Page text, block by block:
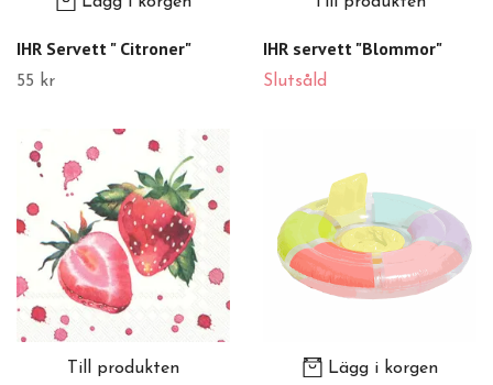
IHR Servett " Citroner"
55 kr
IHR servett "Blommor"
Slutsåld
Till produkten Lägg i korgen